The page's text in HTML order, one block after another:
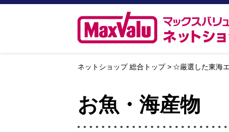
ネットショップ 総合トップ ☆厳選した東海
お魚・海産物